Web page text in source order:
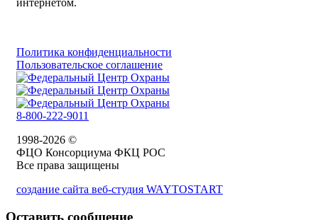
Политика конфиденциальности
Пользовательское соглашение
8-800-222-9011
1998-2026 ©
ФЦО Консорциума ФКЦ РОС
Все права защищены
создание сайта веб-студия WAYTOSTART
Оставить сообщение